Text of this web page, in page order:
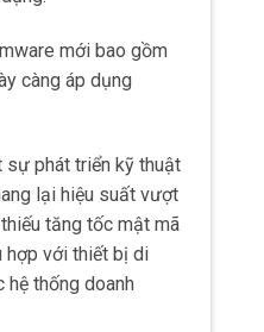
mới bao gồm
càng áp dụng
sự phát triển kỹ thuật
lại hiệu suất vượt
tăng tốc mật mã
hợp với thiết bị di
hệ thống doanh